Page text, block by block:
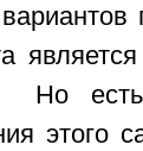
Но
этого